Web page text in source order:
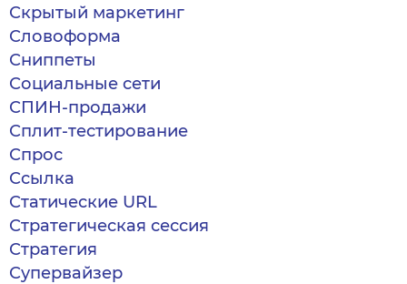
Скрытый маркетинг
Словоформа
Сниппеты
Социальные сети
СПИН-продажи
Сплит-тестирование
Спрос
Ссылка
Статические URL
Стратегическая сессия
Стратегия
Супервайзер